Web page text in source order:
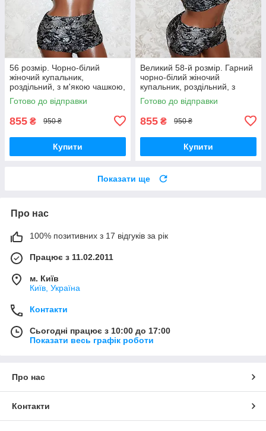
56 розмір. Чорно-білий
жіночий купальник,
роздільний, з м'якою чашкою,
без кісточок
Готово до відправки
855 ₴ 950 ₴
Купити
Великий 58-й розмір. Гарний
чорно-білий жіночий
купальник, роздільний, з
м'якою чашкою, без кісточок
Готово до відправки
855 ₴ 950 ₴
Купити
Показати ще
Про нас
100% позитивних з 17 відгуків за рік
Працює з 11.02.2011
м. Київ
Київ, Україна
Контакти
Сьогодні працює з 10:00 до 17:00
Показати весь графік роботи
Про нас
Контакти